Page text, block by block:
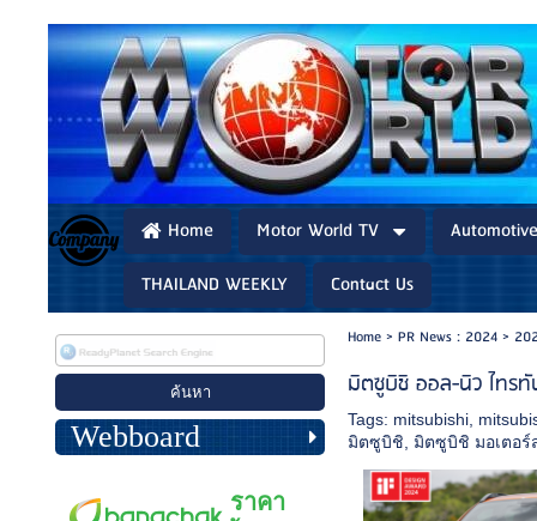
Home Motor World TV
THAILAND WEEKLY
Contact Us
Webboard
Home> PR News : 2024>
มิตซูบิชิ ออล-นิว ไทรทั
Tags: mitsubishi
มิตซูบิชิ ,มิตซูบิชิ มอเตอร์